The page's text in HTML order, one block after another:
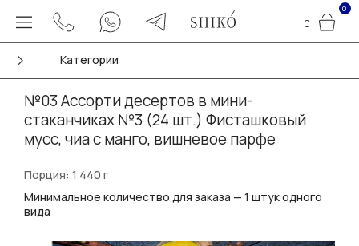
0
0
Категории
№03 Ассорти десертов в мини-
стаканчиках №3 (24 шт.) Фисташковый
мусс, чиа с манго, вишневое парфе
Порция: 1 440 г
Минимальное количество для заказа — 1 штук одного
вида